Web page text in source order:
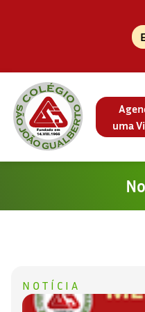
uma
NOTÍCIA